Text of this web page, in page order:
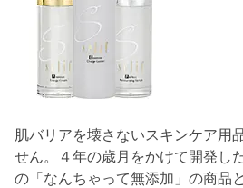
肌バリアを壊さないスキンケア用
せん。４年の歳月をかけて開発し
の「なんちゃって無添加」の商品